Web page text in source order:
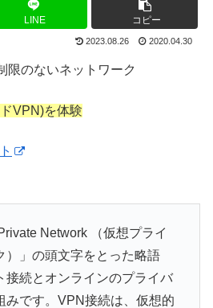
LINE コピー
2023.08.26 2020.04.30
限のないネットワーク
VPN)を体験
Network （仮想プライ
）」の頭文字をとった略語
接続とオンラインのプライバ
みです。VPN接続は、仮想的